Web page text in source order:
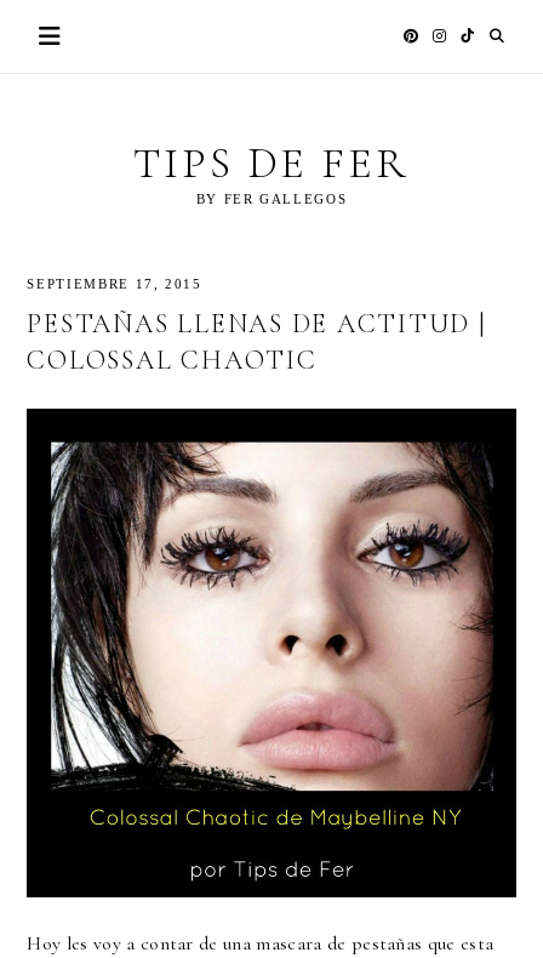
TIPS DE FER
BY FER GALLEGOS
SEPTIEMBRE 17, 2015
PESTAÑAS LLENAS DE ACTITUD |
COLOSSAL CHAOTIC
Hoy les voy a contar de una mascara de pestañas que esta